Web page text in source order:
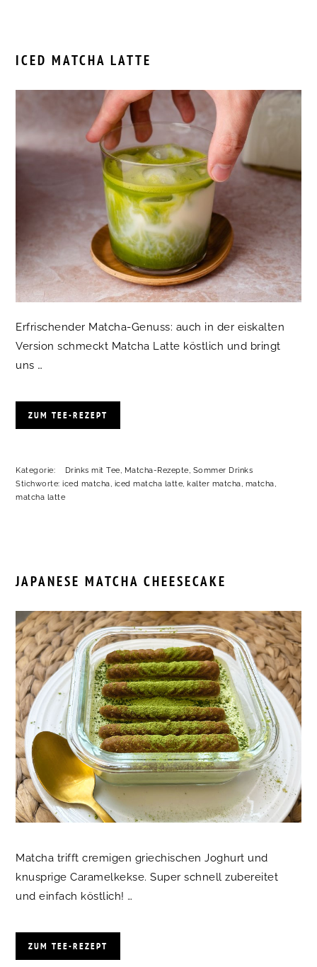
ICED MATCHA LATTE
Erfrischender Matcha-Genuss: auch in der eiskalten
Version schmeckt Matcha Latte köstlich und bringt
uns …
ZUM TEE-REZEPT
Kategorie: Drinks mit Tee Matcha-Rezepte Sommer Drinks
Stichworte:iced matcha iced matcha latte ,kalter matcha matcha
matcha latte
JAPANESE MATCHA CHEESECAKE
Matcha trifft cremigen griechischen Joghurt und
knusprige Caramelkekse. Super schnell zubereitet
und einfach köstlich! …
ZUM TEE-REZEPT